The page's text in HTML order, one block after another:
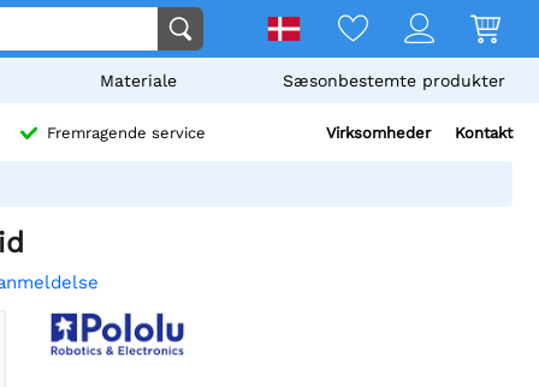
Materiale Sæsonbestemte produkter
Fremragende service Virksomheder Kontakt